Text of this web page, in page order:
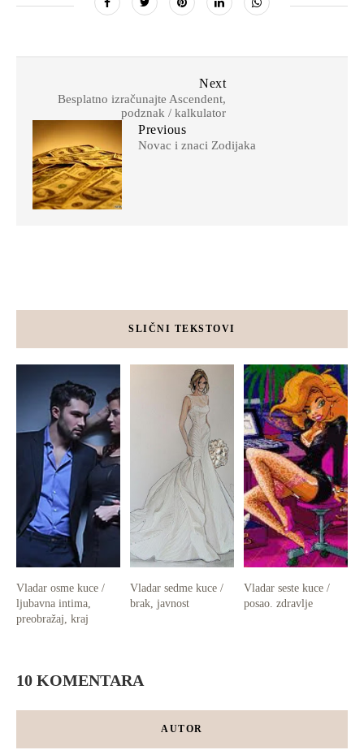
Next
Besplatno izračunajte Ascendent,
podznak / kalkulator
Previous
Novac i znaci Zodijaka
SLIČNI TEKSTOVI
Vladar osme kuce /
ljubavna intima,
preobražaj, kraj
Vladar sedme kuce /
brak, javnost
Vladar seste kuce /
posao. zdravlje
10 KOMENTARA
AUTOR